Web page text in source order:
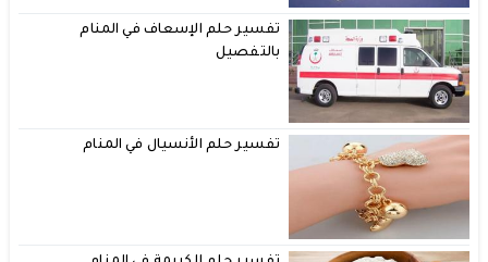
تفسير حلم الإسعاف في المنام
بالتفصيل
تفسير حلم الأنسيال في المنام